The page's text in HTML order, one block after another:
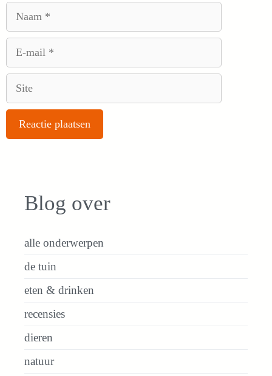
Blog over
alle onderwerpen
de tuin
eten & drinken
recensies
dieren
natuur